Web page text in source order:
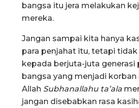
bangsa itu jera melakukan
mereka.
Jangan sampai kita hanya
para penjahat itu, tetapi tidak
kepada berjuta-juta generasi
bangsa yang menjadi korban
Allah Subhanallahu ta’ala
jangan disebabkan rasa